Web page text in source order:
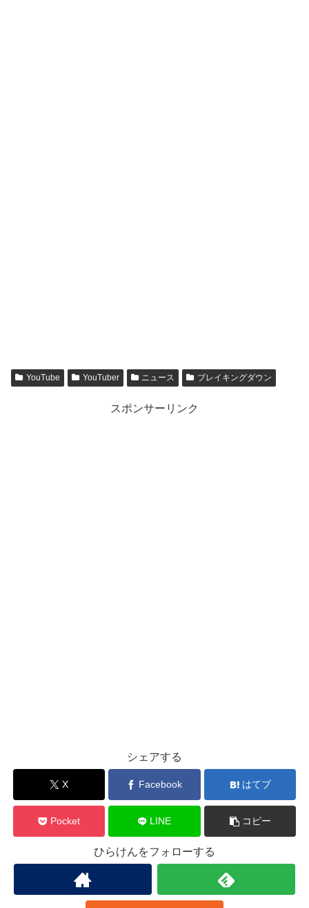
YouTube YouTuber ニュース ブレイキングダウン
スポンサーリンク
シェアする
X Facebook はてブ
Pocket LINE コピー
ひらけんをフォローする